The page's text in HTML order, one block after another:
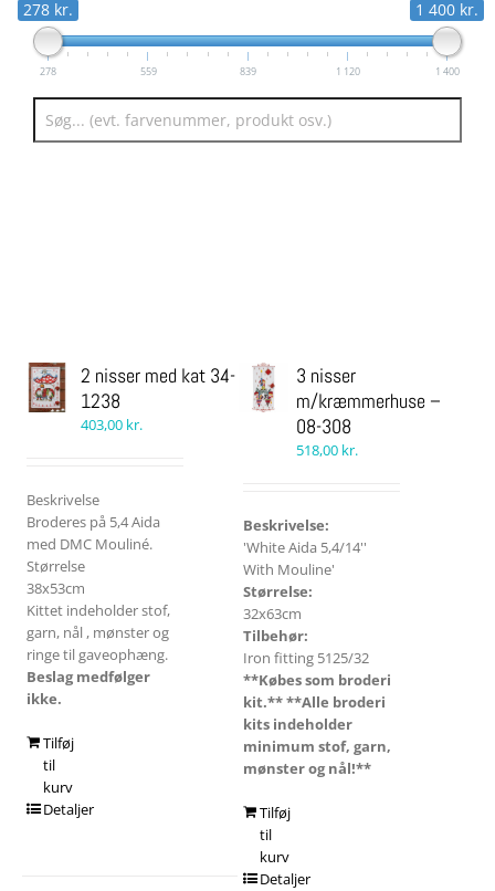
2 nisser med kat 34-
1238
403,00 kr.
Beskrivelse
Broderes på 5,4 Aida
med DMC Mouliné.
Størrelse
38x53cm
Kittet indeholder stof,
garn, nål , mønster og
ringe til gaveophæng.
Beslag medfølger
ikke.
Tilføj
til
kurv
Detaljer
3 nisser
m/kræmmerhuse –
08-308
518,00 kr.
Beskrivelse:
'White Aida 5,4/14''
With Mouline'
Størrelse:
32x63cm
Tilbehør:
Iron fitting 5125/32
**Købes som broderi
kit.****Alle broderi
kits indeholder
minimum stof, garn,
mønster og nål!**
Tilføj
til
kurv
Detaljer
278 kr. 1 400 kr.
278 559 839 1 120 1 400